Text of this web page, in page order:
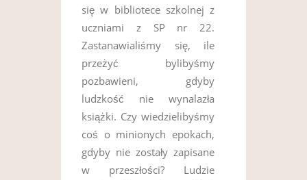
się w bibliotece szkolnej z
uczniami z SP nr 22.
Zastanawialiśmy się, ile
przeżyć bylibyśmy
pozbawieni, gdyby
ludzkość nie wynalazła
książki. Czy wiedzielibyśmy
coś o minionych epokach,
gdyby nie zostały zapisane
w przeszłości? Ludzie